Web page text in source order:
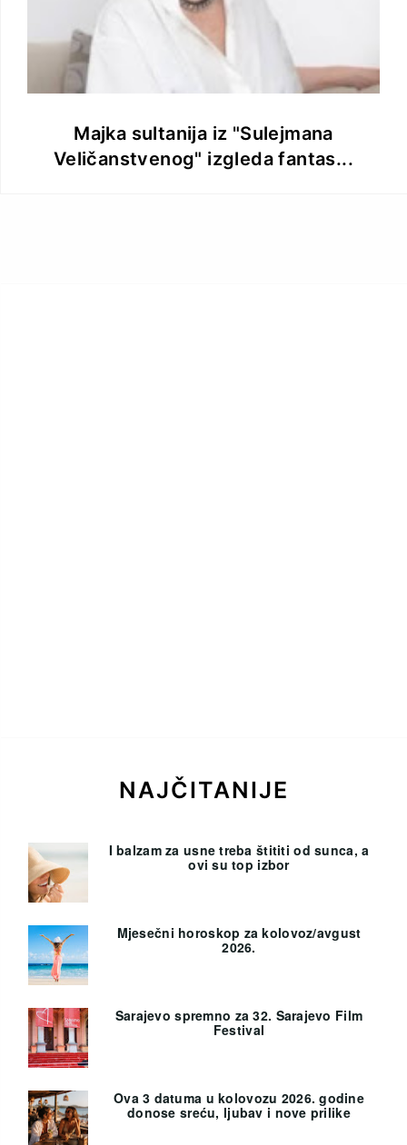
Majka sultanija iz "Sulejmana
Veličanstvenog" izgleda fantas...
NAJČITANIJE
I balzam za usne treba štititi od sunca, a
ovi su top izbor
Mjesečni horoskop za kolovoz/avgust
2026.
Sarajevo spremno za 32. Sarajevo Film
Festival
Ova 3 datuma u kolovozu 2026. godine
donose sreću, ljubav i nove prilike